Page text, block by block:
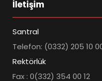
İletişim
Santral
Telefon: (0332) 205 10
Rektörlük
Fax : 0(332) 354 00 12